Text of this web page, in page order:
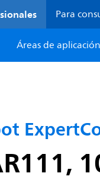
Para
Áreas de aplicación